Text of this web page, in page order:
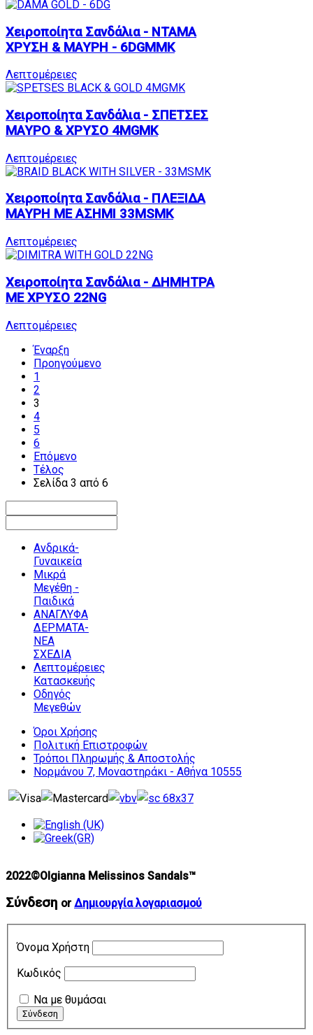
Χειροποίητα Σανδάλια - ΝΤΑΜΑ
ΧΡΥΣΗ & ΜΑΥΡΗ - 6DGMMK
Λεπτομέρειες
Χειροποίητα Σανδάλια - ΣΠΕΤΣΕΣ
ΜΑΥΡΟ & ΧΡΥΣΟ 4MGMK
Λεπτομέρειες
Χειροποίητα Σανδάλια - ΠΛΕΞΙΔΑ
ΜΑΥΡΗ ΜΕ ΑΣΗΜΙ 33MSMK
Λεπτομέρειες
Χειροποίητα Σανδάλια - ΔΗΜΗΤΡΑ
ΜΕ ΧΡΥΣΟ 22NG
Λεπτομέρειες
Έναρξη
Προηγούμενο
1
2
3
4
5
6
Επόμενο
Τέλος
Σελίδα 3 από 6
Ανδρικά-
Γυναικεία
Μικρά
Μεγέθη -
Παιδικά
ΑΝΑΓΛΥΦΑ
ΔΕΡΜΑΤΑ-
ΝΕΑ
ΣΧΕΔΙΑ
Λεπτομέρειες
Κατασκευής
Οδηγός
Μεγεθών
Όροι Χρήσης
Πολιτική Επιστροφών
Τρόποι Πληρωμής & Αποστολής
Νορμάνου 7, Μοναστηράκι - Αθήνα 10555
2022©Olgianna Melissinos Sandals™
Σύνδεση orΔημιουργία λογαριασμού
Όνομα Χρήστη
Κωδικός
Να με θυμάσαι